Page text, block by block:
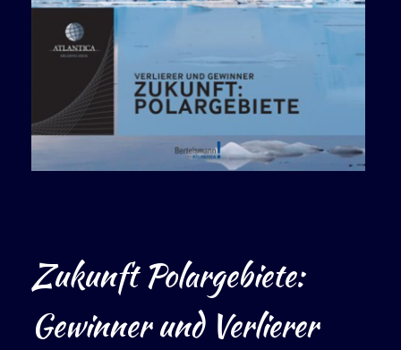
Zukunft Polargebiete:
Gewinner und Verlierer